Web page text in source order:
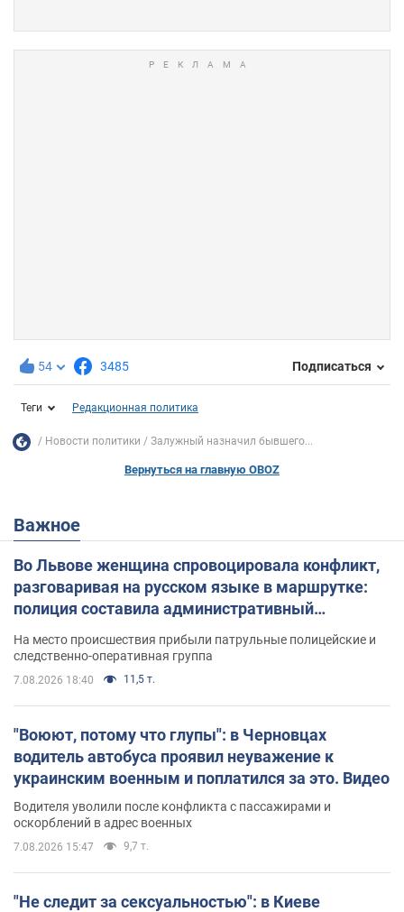
54 3485 Подписаться
Теги Редакционная политика
Новости политики Залужный назначил бывшего...
Вернуться на главную OBOZ
Важное
Во Львове женщина спровоцировала конфликт,
разговаривая на русском языке в маршрутке:
полиция составила административный
На место происшествия прибыли патрульные полицейские и
следственно-оперативная группа
7.08.2026 18:40 11,5 т.
"Воюют, потому что глупы": в Черновцах
водитель автобуса проявил неуважение к
украинским военным и поплатился за это. Видео
Водителя уволили после конфликта с пассажирами и
оскорблений в адрес военных
7.08.2026 15:47 9,7 т.
"Не следит за сексуальностью": в Киеве